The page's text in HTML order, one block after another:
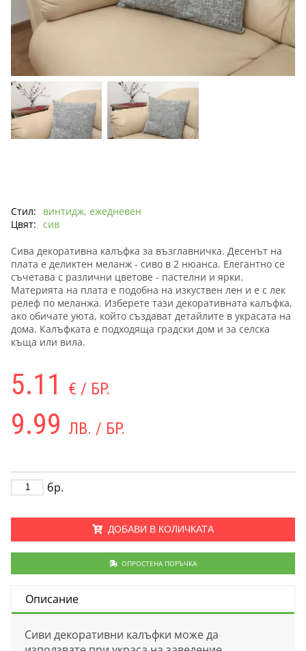
Стил:
винтидж, ежедневен
Цвят: сив
Сива декоративна калъфка за възглавничка. Десенът на
плата е деликтен меланж - сиво в 2 нюанса. Елегантно се
съчетава с различни цветове - пастелни и ярки.
Материята на плата е подобна на изкуствен лен и е с лек
релеф по меланжа. Изберете тази декоративната калъфка,
ако обичате уюта, който създават детайлите в украсата на
дома. Калъфката е подходяща градски дом и за селска
къща или вила.
5.11 € / БР.
9.99 ЛВ. / БР.
бр.
ДОБАВИ В КОЛИЧКАТА
ОПРОСТЕНА ПОРЪЧКА
Описание
Сиви декоративни калъфки може да